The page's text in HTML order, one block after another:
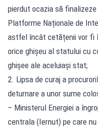
pierdut ocazia să
Platforme Naționale de
astfel încât cetățenii vor fi
orice ghișeu al statului cu
ghișee ale aceluiași stat;
2. Lipsa de curaj a
deturnare a unor sume
– Ministerul Energiei a
centrala (Iernut) pe care